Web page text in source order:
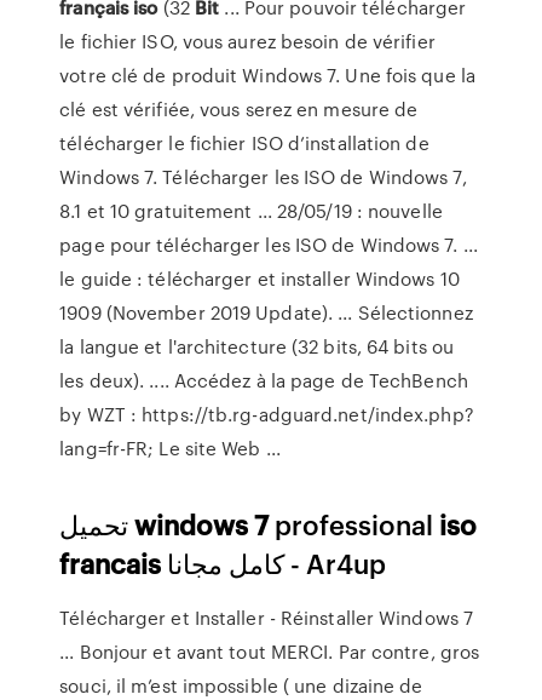
français iso(32 Bit ... Pour pouvoir télécharger
le fichier ISO, vous aurez besoin de vérifier
votre clé de produit Windows 7. Une fois que la
clé est vérifiée, vous serez en mesure de
télécharger le fichier ISO d’installation de
Windows 7. Télécharger les ISO de Windows 7,
8.1 et 10 gratuitement ... 28/05/19 : nouvelle
page pour télécharger les ISO de Windows 7. ...
le guide : télécharger et installer Windows 10
1909 (November 2019 Update). ... Sélectionnez
la langue et l'architecture (32 bits, 64 bits ou
les deux). .... Accédez à la page de TechBench
by WZT : https://tb.rg-adguard.net/index.php?
lang=fr-FR; Le site Web ...
تحميلwindows7professional iso
francais
كامل مجانا - Ar4up
Télécharger et Installer - Réinstaller Windows 7
... Bonjour et avant tout MERCI. Par contre, gros
souci, il m’est impossible ( une dizaine de